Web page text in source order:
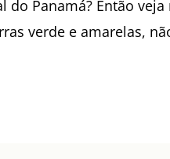
do Panamá? Então
verde e amarelas,